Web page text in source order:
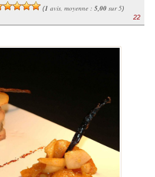
(1 avis, moyenne : 5,00sur 5)
22